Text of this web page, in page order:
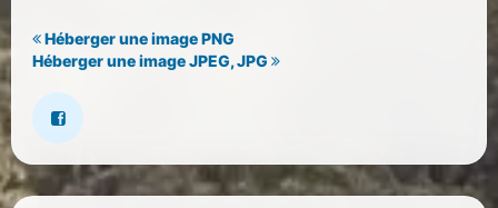
Héberger une image PNG
Héberger une image JPEG, JPG